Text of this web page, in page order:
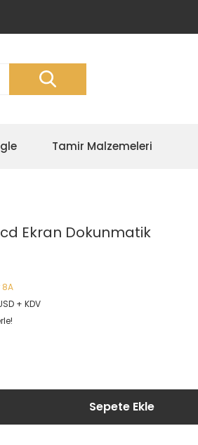
Tamir Malzemeleri
Ekran Dokunmatik
8A
+ KDV
Sepete Ekle